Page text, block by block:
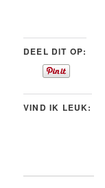
DEEL DIT OP:
VIND IK LEUK: